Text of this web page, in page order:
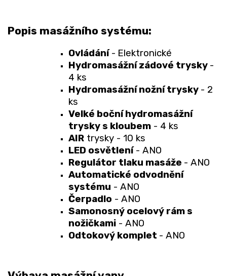
Popis masážního systému:
Ovládání- Elektronické
Hydromasážní zádové trysky -
4 ks
Hydromasážní nožní trysky - 2
ks
Velké boční hydromasážní
trysky s kloubem - 4 ks
AIR trysky - 10 ks
LED osvětlení- ANO
Regulátor tlaku masáže - ANO
Automatické odvodnění
systému - ANO
Čerpadlo - ANO
Samonosný ocelový rám s
nožičkami - ANO
Odtokový komplet - ANO